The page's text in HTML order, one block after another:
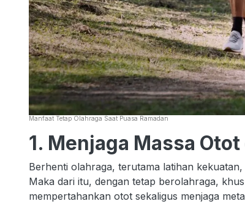
Manfaat Tetap Olahraga Saat Puasa Ramadan
1. Menjaga Massa
Berhenti olahraga, terutama latihan
Maka dari itu, dengan tetap berolahraga,
mempertahankan otot sekaligus menjaga